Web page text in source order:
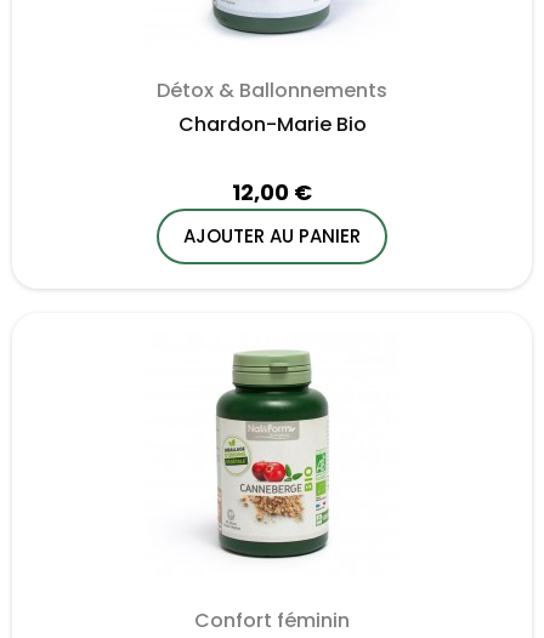
Détox & Ballonnements
Chardon-Marie Bio
12,00 €
AJOUTER AU PANIER
Confort féminin